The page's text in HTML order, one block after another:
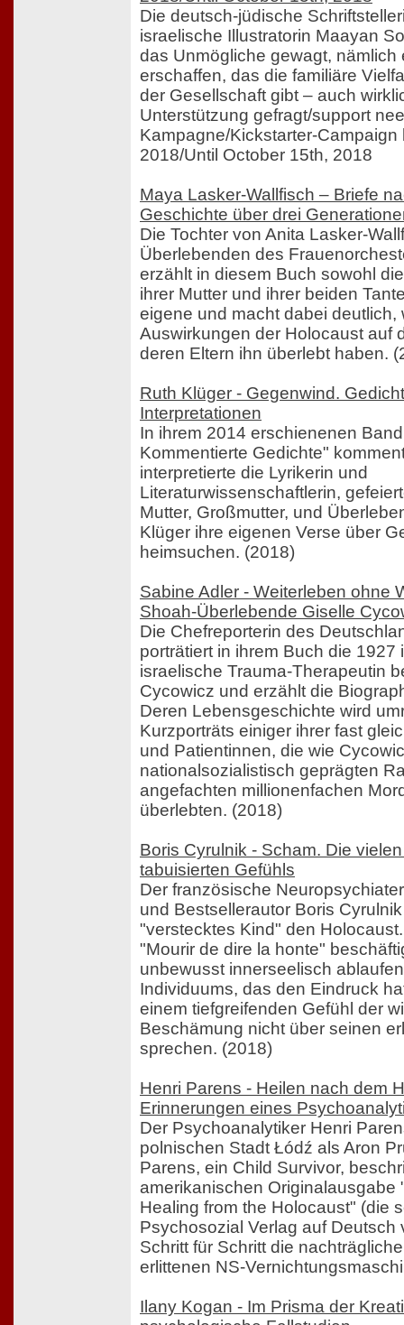
Die deutsch-jüdische
israelische Illustratorin Maayan
das Unmögliche gewagt, nämlich
erschaffen, das die familiäre
der Gesellschaft gibt – auch
Unterstützung gefragt/support
Kampagne/Kickstarter-
2018/Until October 15th, 2018
Maya Lasker-Wallfisch – Briefe
Geschichte über drei
Die Tochter von Anita Lasker-
Überlebenden des
erzählt in diesem Buch sowohl
ihrer Mutter und ihrer beiden
eigene und macht dabei deutlich,
Auswirkungen der Holocaust auf
deren Eltern ihn überlebt haben.
Ruth Klüger - Gegenwind.
Interpretationen
In ihrem 2014 erschienenen
Kommentierte Gedichte"
interpretierte die Lyrikerin und
Literaturwissenschaftlerin,
Mutter, Großmutter, und
Klüger ihre eigenen Verse über
heimsuchen. (2018)
Sabine Adler - Weiterleben ohne
Shoah-Überlebende Giselle
Die Chefreporterin des
porträtiert in ihrem Buch die 1927
israelische Trauma-Therapeutin
Cycowicz und erzählt die
Deren Lebensgeschichte wird
Kurzporträts einiger ihrer fast
und Patientinnen, die wie
nationalsozialistisch geprägten
angefachten millionenfachen
überlebten. (2018)
Boris Cyrulnik - Scham. Die
tabuisierten Gefühls
Der französische
und Bestsellerautor Boris
"verstecktes Kind" den
"Mourir de dire la honte"
unbewusst innerseelisch
Individuums, das den Eindruck
einem tiefgreifenden Gefühl der
Beschämung nicht über seinen
sprechen. (2018)
Henri Parens - Heilen nach dem
Erinnerungen eines
Der Psychoanalytiker Henri
polnischen Stadt Łódź als Aron
Parens, ein Child Survivor,
amerikanischen Originalausgabe
Healing from the Holocaust" (die
Psychosozial Verlag auf Deutsch
Schritt für Schritt die
erlittenen NS-
Ilany Kogan - Im Prisma der